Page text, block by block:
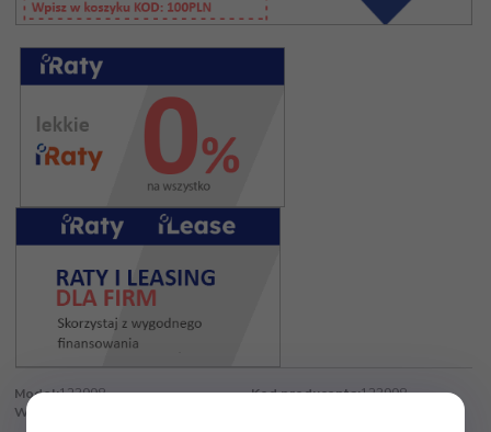
Model:123998 Kod producenta:123998
Wysyłka od: